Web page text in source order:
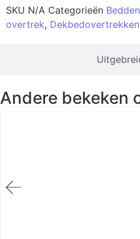
SKU N/A Categorieën
overtrek, Dekbedovertrekken
Andere bekeken